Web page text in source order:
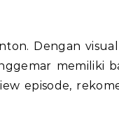
memiliki
episode,